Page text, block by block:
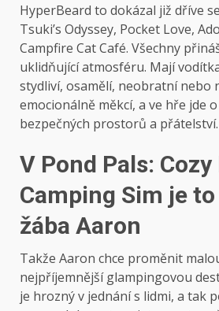
HyperBeard to dokázal již dříve
Tsuki’s Odyssey, Pocket Love,
Campfire Cat Café. Všechny
uklidňující atmosféru. Mají
stydliví, osamělí, neobratní nebo
emocionálně měkcí, a ve hře jde
bezpečných prostorů a přátelství.
V Pond Pals: Cozy
Camping Sim je
žába Aaron
Takže Aaron chce proměnit
nejpříjemnější glampingovou
je hrozný v jednání s lidmi, a tak